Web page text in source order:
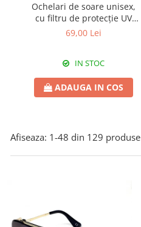
Ochelari de soare unisex,
cu filtru de protecție UV
400, cu toc cadou, OSX46
69,00 Lei
IN STOC
ADAUGA IN COS
Afiseaza: 1-48 din 129 produse